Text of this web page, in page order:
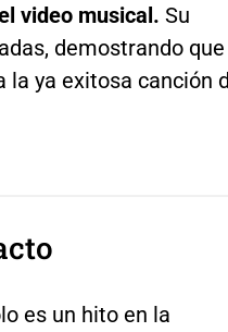
video musical. Su
demostrando que
la ya exitosa canción
es un hito en la